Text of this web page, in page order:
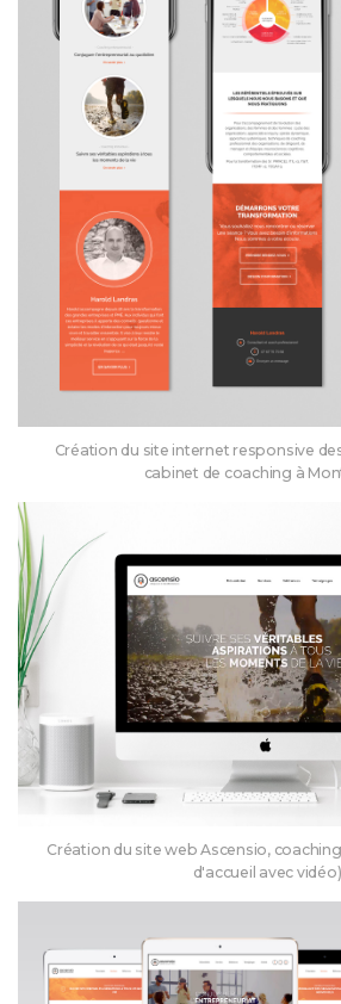
Création du site internet responsive
cabinet de coaching à
Création du site web Ascensio,
d'accueil avec vidéo)